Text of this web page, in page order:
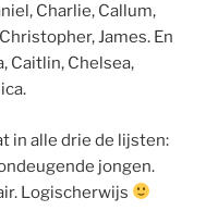
Charlie, Callum,
James. En
Caitlin, Chelsea,
in alle drie de lijsten:
jongen.
Logischerwijs